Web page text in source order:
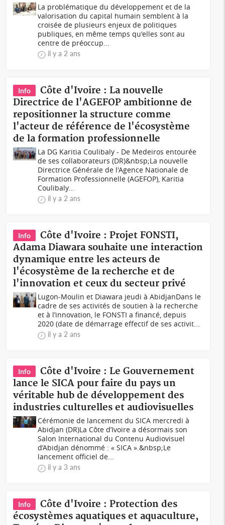
La problématique du développement et de la
valorisation du capital humain semblent à la
croisée de plusieurs enjeux de politiques
publiques, en même temps qu'elles sont au
centre de préoccup...
il y a 2 ans
Info
Côte d'Ivoire : La nouvelle
Directrice de l'AGEFOP ambitionne de
repositionner la structure comme
l'acteur de référence de l'écosystème
de la formation professionnelle
La DG Karitia Coulibaly - De Medeiros entourée
de ses collaborateurs (DR)&nbsp;La nouvelle
Directrice Générale de l'Agence Nationale de
Formation Professionnelle (AGEFOP), Karitia
Coulibaly...
il y a 2 ans
Info
Côte d'Ivoire : Projet FONSTI,
Adama Diawara souhaite une interaction
dynamique entre les acteurs de
l'écosystème de la recherche et de
l'innovation et ceux du secteur privé
Lugon-Moulin et Diawara jeudi à AbidjanDans le
cadre de ses activités de soutien à la recherche
et à l’innovation, le FONSTI a financé, depuis
2020 (date de démarrage effectif de ses activit...
il y a 2 ans
Info
Côte d'Ivoire : Le Gouvernement
lance le SICA pour faire du pays un
véritable hub de développement des
industries culturelles et audiovisuelles
Cérémonie de lancement du SICA mercredi à
Abidjan (DR)La Côte d’Ivoire a désormais son
Salon International du Contenu Audiovisuel
d’Abidjan dénommé : « SICA ».&nbsp;Le
lancement officiel de...
il y a 3 ans
Info
Côte d'Ivoire : Protection des
écosystèmes aquatiques et aquaculture,